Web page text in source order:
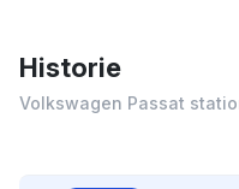
Historie
Volkswagen Passat